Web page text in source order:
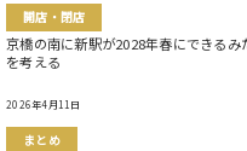
開店・閉店
京橋の南に新駅が2028年春にできる
を考える
2026年4月11日
まとめ